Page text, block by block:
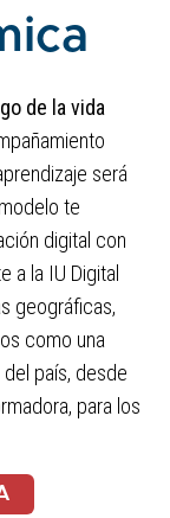
de la vida
será
te
digital con
a la IU Digital
geográficas,
como una
país, desde
para los